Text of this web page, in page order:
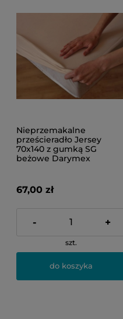
Nieprzemakalne
prześcieradło Jersey
70x140 z gumką SG
beżowe Darymex
67,00 zł
- +
szt.
do koszyka